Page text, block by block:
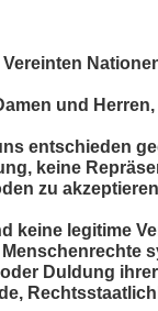
und Herren,
entschieden
keine
zu
keine legitime
Duldung